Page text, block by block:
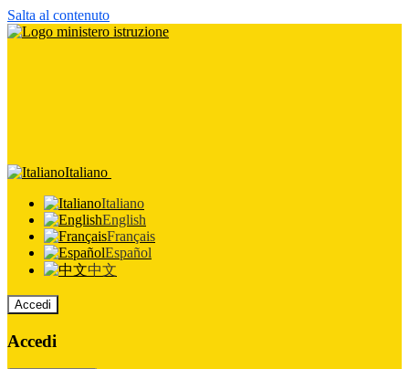
Salta al contenuto
Italiano
Italiano
English
Français
Español
中文
Accedi
Accedi